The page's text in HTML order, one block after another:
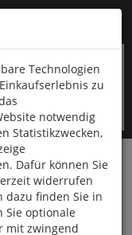
Technologien
zu
notwendig
Statistikzwecken,
Dafür können Sie
widerrufen
dazu finden Sie in
Sie optionale
mit zwingend